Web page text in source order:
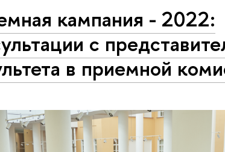
кампания - 2022:
с
в приемной